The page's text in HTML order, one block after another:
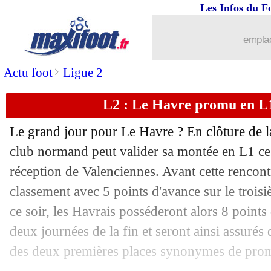
Actu foot> Ligue 2
Les Infos du
L2 : Le Havre promu en
Le grand jour pour Le Havre ? En clôture de
club normand peut valider sa montée en L1
réception de Valenciennes. Avant cette
classement avec 5 points d'avance sur le
ce soir, les Havrais posséderont alors 8
deux journées de la fin et seront ainsi assurés
des deux premières places synonymes de
: Lyon sur le coup pour
22/05 OM: Boulleau tacle l'attitude de
22/05 Juve: un nouveau retrait de 11 points
Tottenham: Kane met la pression au
22/05 Racisme: Vinicius, le Real porte
22/05 Tottenham: Slot nouveau favori
22/05 Arsenal: Arteta rêve aussi de
22/05 Barça: Messi peut rapporter gros